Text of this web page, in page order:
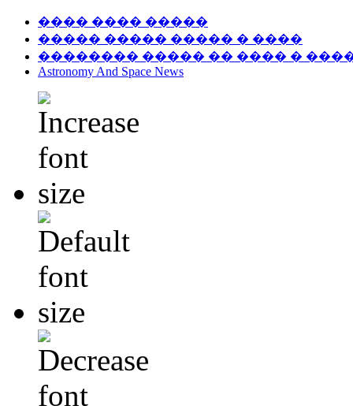
���� ���� �����
����� ����� ����� � ����
�������� ����� �� ���� �
Astronomy And Space News